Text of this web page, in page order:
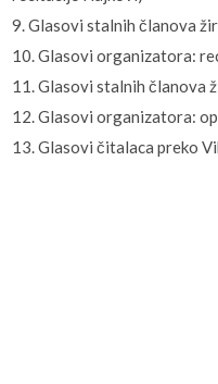
9. Glasovi stalnih članova
10. Glasovi organizatora:
11. Glasovi stalnih članova
12. Glasovi organizatora:
13. Glasovi čitalaca preko